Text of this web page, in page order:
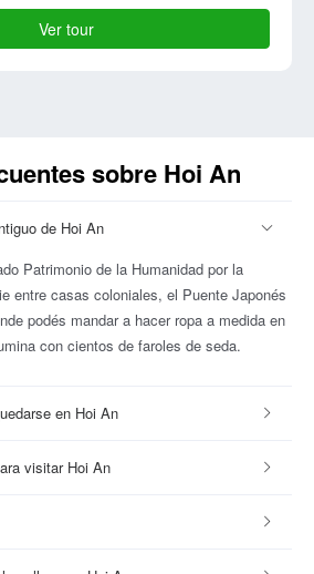
Ver tour
sobre Hoi An
de Hoi An
Patrimonio de la Humanidad por la
entre casas coloniales, el Puente Japonés
podés mandar a hacer ropa a medida en
con cientos de faroles de seda.
en Hoi An
visitar Hoi An